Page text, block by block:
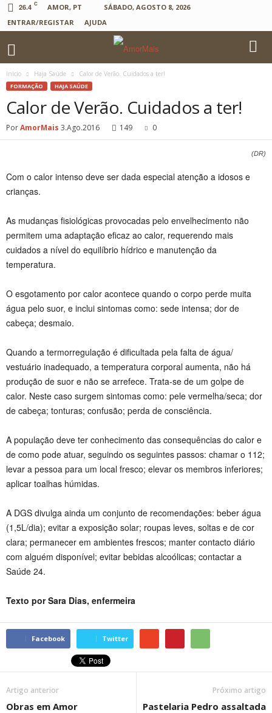
26.4 C AMOR, PT
SÁBADO, AGOSTO 8, 2026
ENTRAR/REGISTAR
AJUDA
Início Haja Saúde Calor de Verão. Cuidados a ter!
FORMAÇÃO HAJA SAÚDE
Calor de Verão. Cuidados a ter!
PorAmorMais 3.Ago.2016 149 0
(DR)
Com o calor intenso deve ser dada especial atenção a idosos e
crianças.
As mudanças fisiológicas provocadas pelo envelhecimento não
permitem uma adaptação eficaz ao calor, requerendo mais
cuidados a nível do equilíbrio hídrico e manutenção da
temperatura.
O esgotamento por calor acontece quando o corpo perde muita
água pelo suor, e inclui sintomas como: sede intensa; dor de
cabeça; desmaio.
Quando a termorregulação é dificultada pela falta de água/
vestuário inadequado, a temperatura corporal aumenta, não há
produção de suor e não se arrefece. Trata-se de um golpe de
calor. Neste caso surgem sintomas como: pele vermelha/seca; dor
de cabeça; tonturas; confusão; perda de consciência.
A população deve ter conhecimento das consequências do calor e
de como pode atuar, seguindo os seguintes passos: chamar o 112;
levar a pessoa para um local fresco; elevar os membros inferiores;
aplicar toalhas húmidas.
A DGS divulga ainda um conjunto de recomendações: beber água
(1,5L/dia); evitar a exposição solar; roupas leves, soltas e de cor
clara; permanecer em ambientes frescos; manter contacto diário
com alguém disponível; evitar bebidas alcoólicas; contactar a
Saúde 24.
Texto por Sara Dias, enfermeira
Facebook Twitter
Artigo anterior
Obras em Amor
Próximo artigo
Pastelaria Pedro assaltada